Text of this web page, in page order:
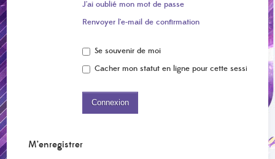
J’ai oublié mon mot de passe
Renvoyer l’e-mail de confirmation
Se souvenir de moi
Cacher mon statut en ligne pour cette session
M’enregistrer